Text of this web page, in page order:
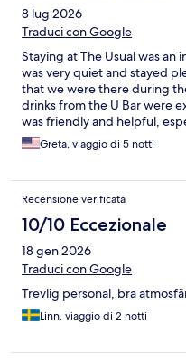
8 lug 2026
Traduci con Google
Staying at The Usual was
was very quiet and stayed
that we were there during
drinks from the U Bar were
was friendly and helpful,
wanted us to be comfortable
The overall feel of the hotel
again. Thanks for being our
days!
Greta, viaggio di 5 notti
Recensione verificata
10/10 Eccezionale
18 gen 2026
Traduci con Google
Trevlig personal, bra
Linn, viaggio di 2 notti